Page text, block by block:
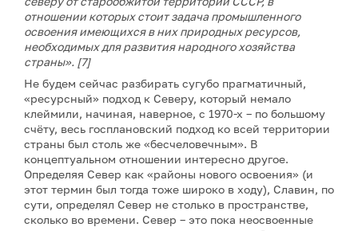
отношении которых стоит задача промышленного
освоения имеющихся в них природных ресурсов,
необходимых для развития народного хозяйства
страны». [7]
Не будем сейчас разбирать сугубо прагматичный,
«ресурсный» подход к Северу, который немало
клеймили, начиная, наверное, с 1970-х – по большому
счёту, весь госплановский подход ко всей территории
страны был столь же «бесчеловечным». В
концептуальном отношении интересно другое.
Определяя Север как «районы нового освоения» (и
этот термин был тогда тоже широко в ходу), Славин, по
сути, определял Север не столько в пространстве,
сколько во времени. Север – это пока неосвоенные